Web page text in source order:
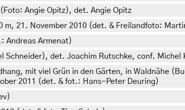
Angie Opitz), det. Angie Opitz
21. November 2010 (det. & Freilandfoto:
Andreas Armenat)
det. Joachim Rutschke, conf. Michel
mit viel Grün in den Gärten, in Waldnähe
2011 (det. & fot.: Hans-Peter Deuring)